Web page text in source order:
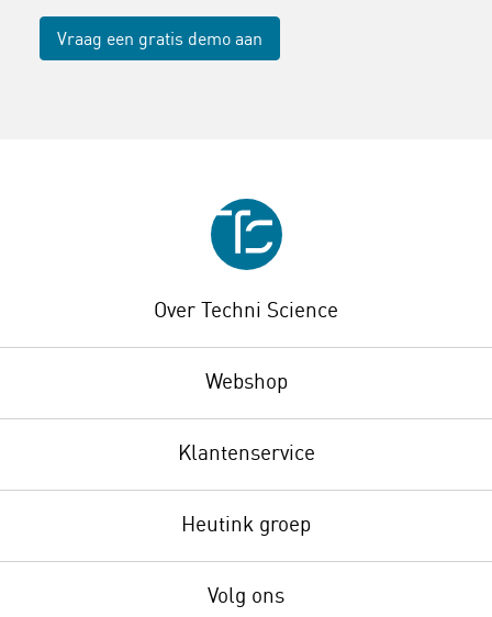
Vraag een gratis demo aan
Over Techni Science
Webshop
Klantenservice
Heutink groep
Volg ons